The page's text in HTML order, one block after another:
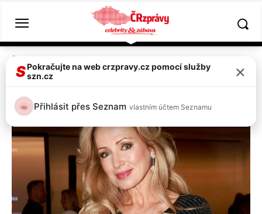
Štítky
Tag:Brožová
SPokračujte na web crzpravy.cz pomocí služby
szn.cz
×
Přihlásit přes Seznam vlastním účtem Seznamu